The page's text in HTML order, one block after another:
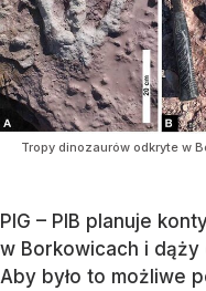
Tropy dinozaurów odkryte w
PIG – PIB planuje
w Borkowicach i
Aby było to możliwe